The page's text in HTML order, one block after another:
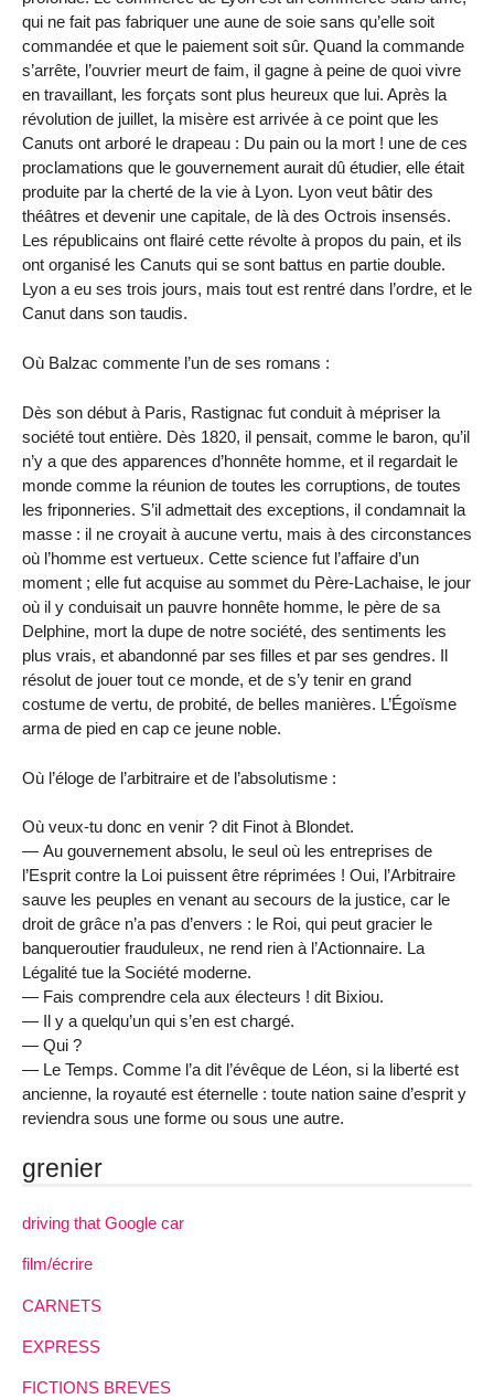
qui ne fait pas fabriquer une aune de soie sans qu’elle soit
commandée et que le paiement soit sûr. Quand la commande
s’arrête, l’ouvrier meurt de faim, il gagne à peine de quoi vivre
en travaillant, les forçats sont plus heureux que lui. Après la
révolution de juillet, la misère est arrivée à ce point que les
Canuts ont arboré le drapeau : Du pain ou la mort ! une de ces
proclamations que le gouvernement aurait dû étudier, elle était
produite par la cherté de la vie à Lyon. Lyon veut bâtir des
théâtres et devenir une capitale, de là des Octrois insensés.
Les républicains ont flairé cette révolte à propos du pain, et ils
ont organisé les Canuts qui se sont battus en partie double.
Lyon a eu ses trois jours, mais tout est rentré dans l’ordre, et le
Canut dans son taudis.
Où Balzac commente l’un de ses romans :
Dès son début à Paris, Rastignac fut conduit à mépriser la
société tout entière. Dès 1820, il pensait, comme le baron, qu’il
n’y a que des apparences d’honnête homme, et il regardait le
monde comme la réunion de toutes les corruptions, de toutes
les friponneries. S’il admettait des exceptions, il condamnait la
masse : il ne croyait à aucune vertu, mais à des circonstances
où l’homme est vertueux. Cette science fut l’affaire d’un
moment ; elle fut acquise au sommet du Père-Lachaise, le jour
où il y conduisait un pauvre honnête homme, le père de sa
Delphine, mort la dupe de notre société, des sentiments les
plus vrais, et abandonné par ses filles et par ses gendres. Il
résolut de jouer tout ce monde, et de s’y tenir en grand
costume de vertu, de probité, de belles manières. L’Égoïsme
arma de pied en cap ce jeune noble.
Où l’éloge de l’arbitraire et de l’absolutisme :
Où veux-tu donc en venir ? dit Finot à Blondet.
— Au gouvernement absolu, le seul où les entreprises de
l’Esprit contre la Loi puissent être réprimées ! Oui, l’Arbitraire
sauve les peuples en venant au secours de la justice, car le
droit de grâce n’a pas d’envers : le Roi, qui peut gracier le
banqueroutier frauduleux, ne rend rien à l’Actionnaire. La
Légalité tue la Société moderne.
— Fais comprendre cela aux électeurs ! dit Bixiou.
— Il y a quelqu’un qui s’en est chargé.
— Qui ?
— Le Temps. Comme l’a dit l’évêque de Léon, si la liberté est
ancienne, la royauté est éternelle : toute nation saine d’esprit y
reviendra sous une forme ou sous une autre.
grenier
driving that Google car
film/écrire
CARNETS
EXPRESS
FICTIONS BREVES